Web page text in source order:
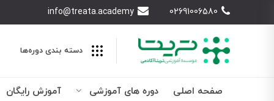
02691006580
info@treata.academy
دسته بندی‌ دوره‌ها
صفحه اصلی دوره های آموزشی آموزش رایگان